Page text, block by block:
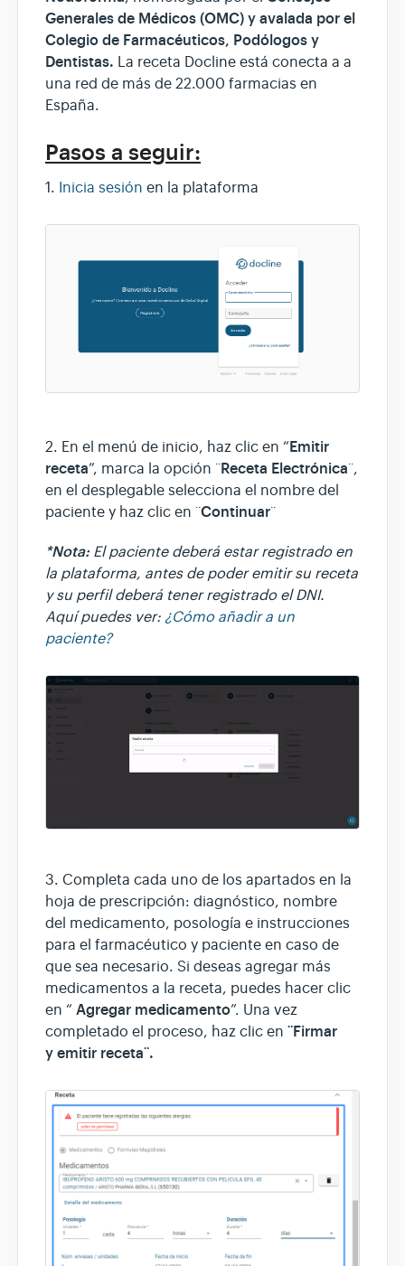
Generales de Médicos (OMC) y avalada por el
Colegio de Farmacéuticos, Podólogos y
Dentistas. La receta Docline está conecta a a
una red de más de 22.000 farmacias en
España.
Pasos a seguir:
1. Inicia sesión en la plataforma
2. En el menú de inicio, haz clic en “Emitir
receta”, marca la opción ¨Receta Electrónica¨,
en el desplegable selecciona el nombre del
paciente y haz clic en ¨Continuar¨
*Nota: El paciente deberá estar registrado en
la plataforma, antes de poder emitir su receta
y su perfil deberá tener registrado el DNI.
Aquí puedes ver: ¿Cómo añadir a un
paciente?
3. Completa cada uno de los apartados en la
hoja de prescripción: diagnóstico, nombre
del medicamento, posología e instrucciones
para el farmacéutico y paciente en caso de
que sea necesario. Si deseas agregar más
medicamentos a la receta, puedes hacer clic
en “ Agregar medicamento”. Una vez
completado el proceso, haz clic en ¨Firmar
y emitir receta¨.